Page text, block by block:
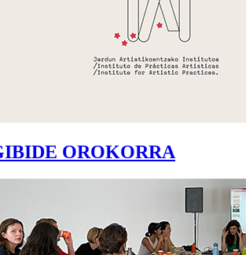
OROKORRA